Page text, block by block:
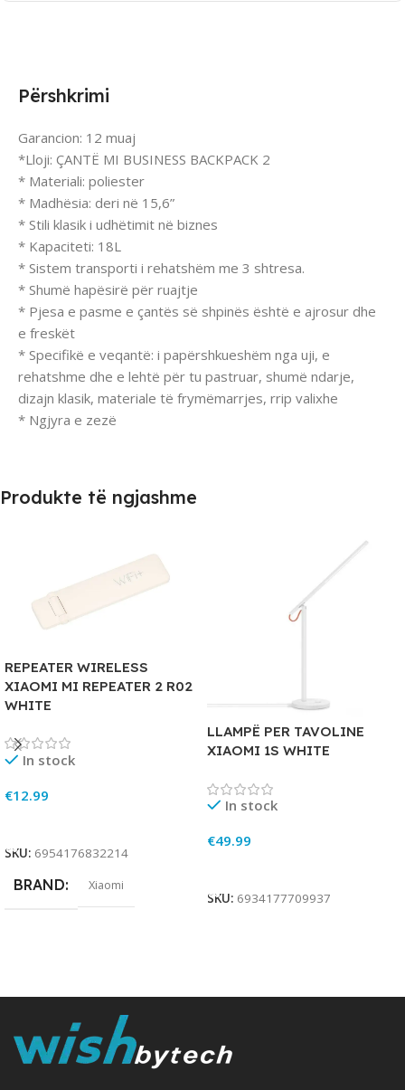
Përshkrimi
Garancion: 12 muaj
*Lloji: ÇANTË MI BUSINESS BACKPACK 2
* Materiali: poliester
* Madhësia: deri në 15,6”
* Stili klasik i udhëtimit në biznes
* Kapaciteti: 18L
* Sistem transporti i rehatshëm me 3 shtresa.
* Shumë hapësirë për ruajtje
* Pjesa e pasme e çantës së shpinës është e ajrosur dhe
e freskët
* Specifikë e veqantë: i papërshkueshëm nga uji, e
rehatshme dhe e lehtë për tu pastruar, shumë ndarje,
dizajn klasik, materiale të frymëmarrjes, rrip valixhe
* Ngjyra e zezë
Produkte të ngjashme
REPEATER WIRELESS
XIAOMI MI REPEATER 2 R02
WHITE
In stock
€12.99
SKU: 6954176832214
BRAND Xiaomi
LLAMPË PER TAVOLINE
XIAOMI 1S WHITE
In stock
€49.99
SKU: 6934177709937